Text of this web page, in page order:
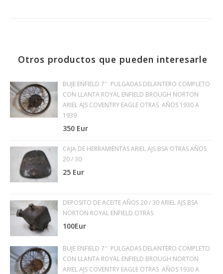
Otros productos que pueden interesarle
BUJE ENFIELD 7'' PULGADAS DELANTERO COMPLETO
CON LLANTA ROYAL ENFIELD BROUGH NORTON
ARIEL AJS COVENTRY EAGLE OTRAS AÑOS 1930 A
1939
350 Eur
CAJA DE HERRAMIENTAS ARIEL AJS BSA OTRAS AÑOS
20 / 30
25 Eur
DEPOSITO DE ACEITE AÑOS 20 / 30 ARIEL AJS BSA
NORTON ROYAL ENFIELD OTRAS
100Eur
BUJE ENFIELD 7'' PULGADAS DELANTERO COMPLETO
CON LLANTA ROYAL ENFIELD BROUGH NORTON
ARIEL AJS COVENTRY EAGLE OTRAS AÑOS 1930 A